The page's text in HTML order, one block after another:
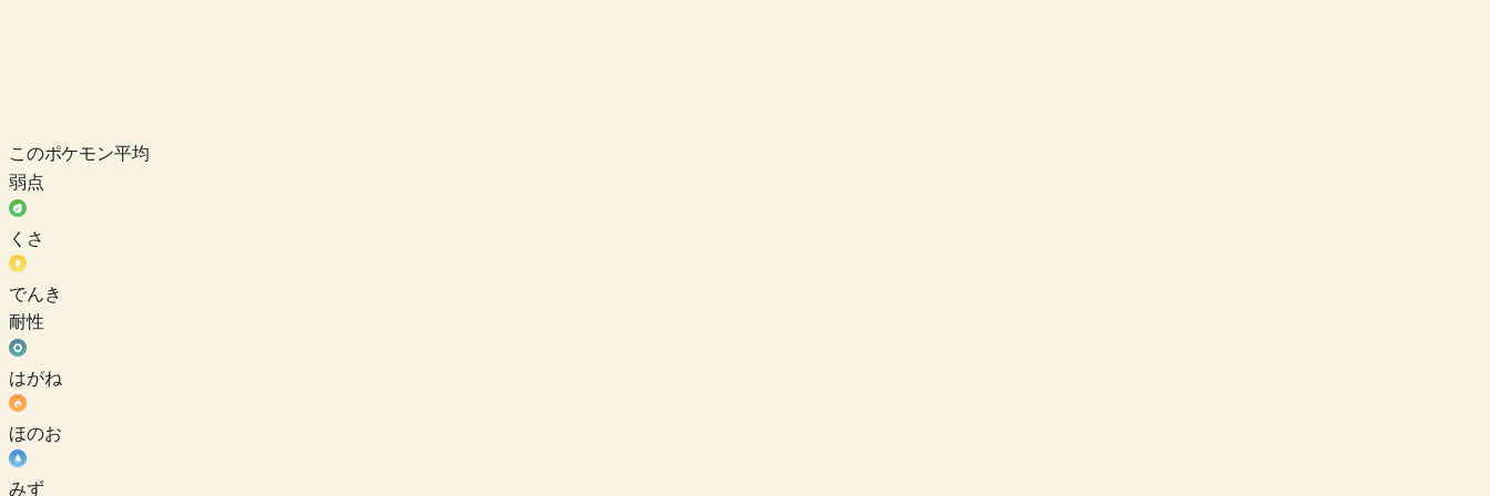
このポケモン平均
弱点
くさ
でんき
耐性
はがね
ほのお
みず